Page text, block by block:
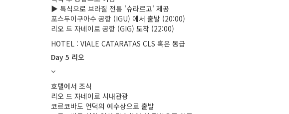
▶ 특식으로 브라질 전통 '슈라르고' 제공
포스두이구아수 공항 (IGU) 에서 출발 (20:00)
리오 드 자네이로 공항 (GIG) 도착 (22:00)
HOTEL : VIALE CATARATAS CLS 혹은 동급
Day 5 리오
호텔에서 조식
리오 드 자네이로 시내관광
코르코바도 언덕의 예수상으로 출발